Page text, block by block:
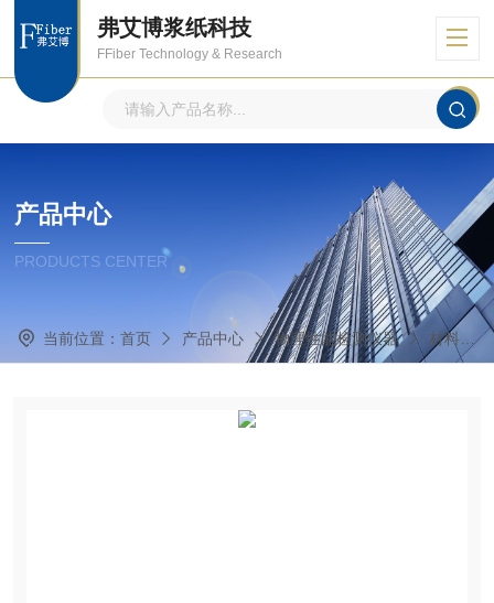
弗艾博浆纸科技
FFiber Technology & Research
产品中心
PRODUCTS CENTER
当前位置： 首页 产品中心 物理性能检测仪器 材料撕裂、剥离性能的测定